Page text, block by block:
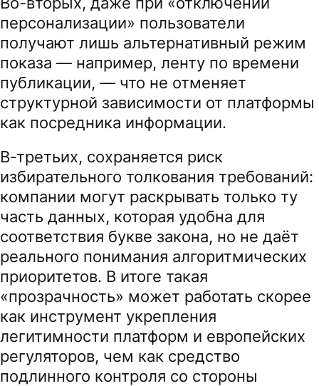
персонализации» пользователи
получают лишь альтернативный режим
показа — например, ленту по времени
публикации, — что не отменяет
структурной зависимости от платформы
как посредника информации.
В-третьих, сохраняется риск
избирательного толкования требований:
компании могут раскрывать только ту
часть данных, которая удобна для
соответствия букве закона, но не даёт
реального понимания алгоритмических
приоритетов. В итоге такая
«прозрачность» может работать скорее
как инструмент укрепления
легитимности платформ и европейских
регуляторов, чем как средство
подлинного контроля со стороны